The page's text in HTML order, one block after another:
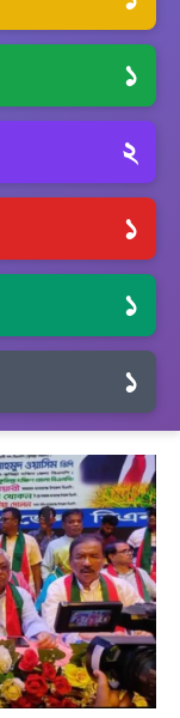
১
২
১
১
১